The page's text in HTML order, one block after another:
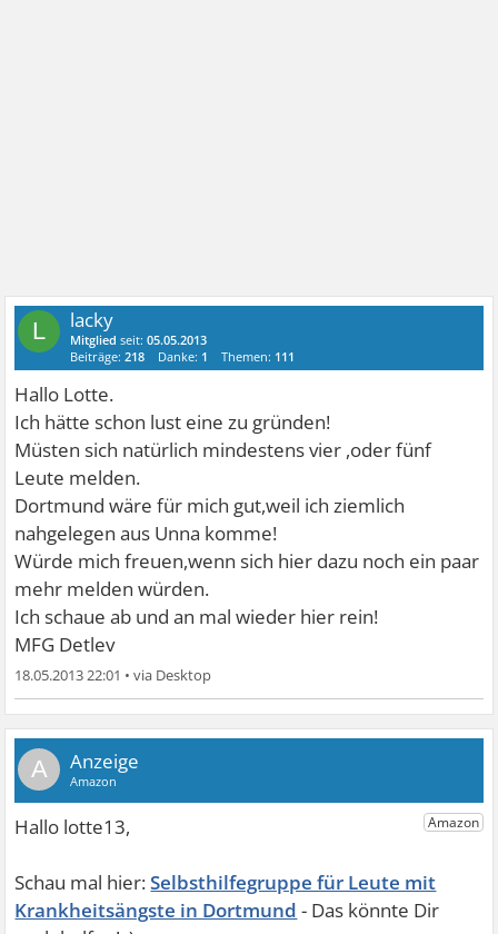
L lacky
Mitglied seit:05.05.2013
Beiträge:218 Danke: 1 Themen: 111
Hallo Lotte.
Ich hätte schon lust eine zu gründen!
Müsten sich natürlich mindestens vier ,oder fünf
Leute melden.
Dortmund wäre für mich gut,weil ich ziemlich
nahgelegen aus Unna komme!
Würde mich freuen,wenn sich hier dazu noch ein paar
mehr melden würden.
Ich schaue ab und an mal wieder hier rein!
MFG Detlev
18.05.2013 22:01 •
A
Selbsthilfegruppe für Leute mit
Krankheitsängste in Dortmund